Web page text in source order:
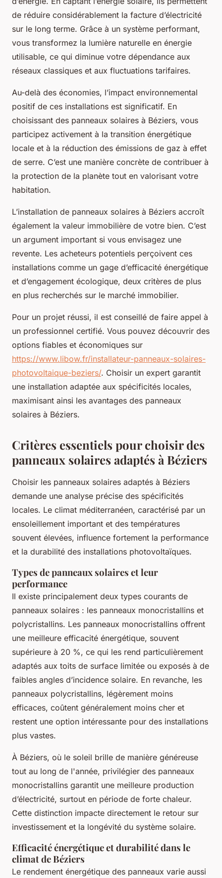
de réduire considérablement la facture d’électricité
sur le long terme. Grâce à un système performant,
vous transformez la lumière naturelle en énergie
utilisable, ce qui diminue votre dépendance aux
réseaux classiques et aux fluctuations tarifaires.
Au-delà des économies, l’impact environnemental
positif de ces installations est significatif. En
choisissant des panneaux solaires à Béziers, vous
participez activement à la transition énergétique
locale et à la réduction des émissions de gaz à effet
de serre. C’est une manière concrète de contribuer à
la protection de la planète tout en valorisant votre
habitation.
L’installation de panneaux solaires à Béziers accroît
également la valeur immobilière de votre bien. C’est
un argument important si vous envisagez une
revente. Les acheteurs potentiels perçoivent ces
installations comme un gage d’efficacité énergétique
et d’engagement écologique, deux critères de plus
en plus recherchés sur le marché immobilier.
Pour un projet réussi, il est conseillé de faire appel à
un professionnel certifié. Vous pouvez découvrir des
options fiables et économiques sur
https://www.libow.fr/installateur-panneaux-solaires-
photovoltaique-beziers/. Choisir un expert garantit
une installation adaptée aux spécificités locales,
maximisant ainsi les avantages des panneaux
solaires à Béziers.
Critères essentiels pour choisir des
panneaux solaires adaptés à Béziers
Choisir les panneaux solaires adaptés à Béziers
demande une analyse précise des spécificités
locales. Le climat méditerranéen, caractérisé par un
ensoleillement important et des températures
souvent élevées, influence fortement la performance
et la durabilité des installations photovoltaïques.
Types de panneaux solaires et leur
performance
Il existe principalement deux types courants de
panneaux solaires : les panneaux monocristallins et
polycristallins. Les panneaux monocristallins offrent
une meilleure efficacité énergétique, souvent
supérieure à 20 %, ce qui les rend particulièrement
adaptés aux toits de surface limitée ou exposés à de
faibles angles d’incidence solaire. En revanche, les
panneaux polycristallins, légèrement moins
efficaces, coûtent généralement moins cher et
restent une option intéressante pour des installations
plus vastes.
À Béziers, où le soleil brille de manière généreuse
tout au long de l'année, privilégier des panneaux
monocristallins garantit une meilleure production
d’électricité, surtout en période de forte chaleur.
Cette distinction impacte directement le retour sur
investissement et la longévité du système solaire.
Efficacité énergétique et durabilité dans le
climat de Béziers
Le rendement énergétique des panneaux varie aussi